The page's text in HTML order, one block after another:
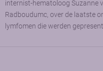
internist-hematoloog Suzanne
Radboudumc, over de laatste
lymfomen die werden